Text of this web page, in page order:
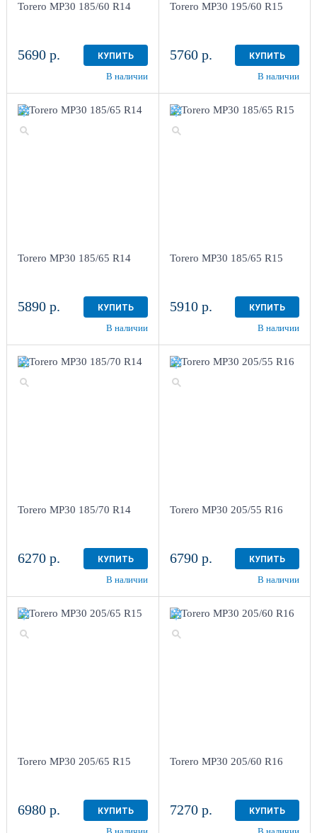
Torero MP30 185/60 R14
5690 р. КУПИТЬ
В наличии
Torero MP30 195/60 R15
5760 р. КУПИТЬ
В наличии
Torero MP30 185/65 R14
5890 р. КУПИТЬ
В наличии
Torero MP30 185/65 R15
5910 р. КУПИТЬ
В наличии
Torero MP30 185/70 R14
6270 р. КУПИТЬ
В наличии
Torero MP30 205/55 R16
6790 р. КУПИТЬ
В наличии
Torero MP30 205/65 R15
6980 р. КУПИТЬ
Torero MP30 205/60 R16
7270 р. КУПИТЬ